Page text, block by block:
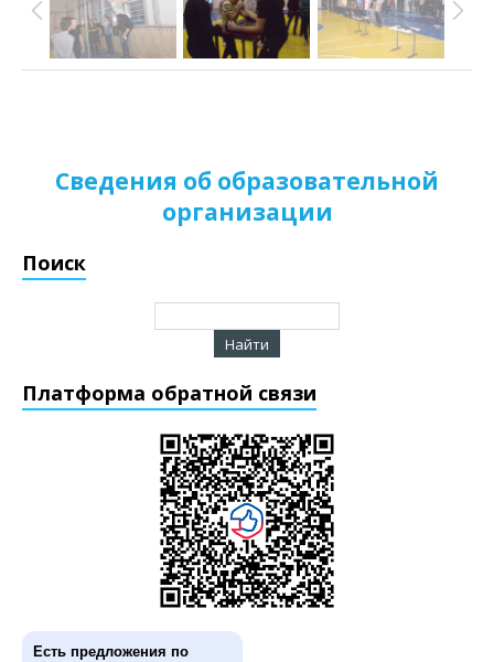
Сведения об образовательной
организации
Поиск
Платформа обратной связи
Есть предложения по